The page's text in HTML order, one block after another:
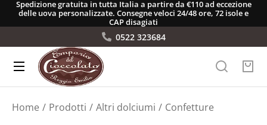
Spedizione gratuita in tutta Italia a partire da €110 ad eccezione
delle uova personalizzate. Consegne veloci 24/48 ore, 72 isole e
CAP disagiati
0522 323684
Tu sei qui:
Home Prodotti Altri dolciumi Confetture